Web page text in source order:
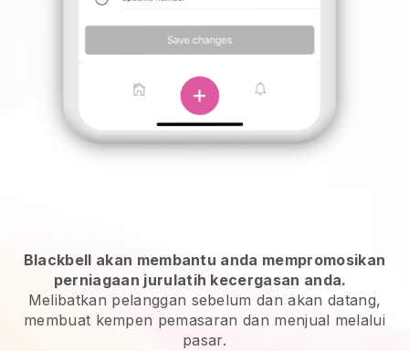
Blackbell akan membantu anda mempromosikan
perniagaan jurulatih kecergasan anda.
Melibatkan pelanggan sebelum dan akan datang,
membuat kempen pemasaran dan menjual melalui
pasar.